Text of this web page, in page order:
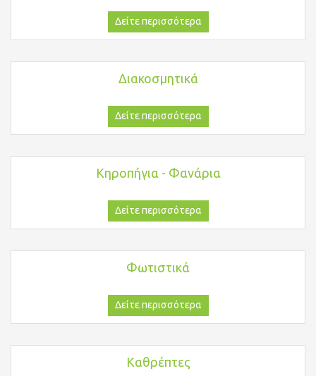
Δείτε περισσότερα
Διακοσμητικά
Δείτε περισσότερα
Κηροπήγια - Φανάρια
Δείτε περισσότερα
Φωτιστικά
Δείτε περισσότερα
Καθρέπτες